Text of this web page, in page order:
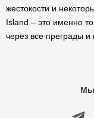
жестокости и
Island – это именно
через все преграды и
Мы